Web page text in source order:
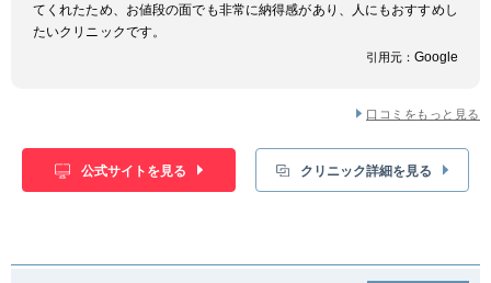
てくれたため、お値段の面でも非常に納得感があり、人にもおすすめし
たいクリニックです。
引用元： Google
口コミをもっと見る
公式サイトを見る クリニック詳細を見る